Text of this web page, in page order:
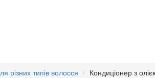
різних типів волосся Кондиціонер з